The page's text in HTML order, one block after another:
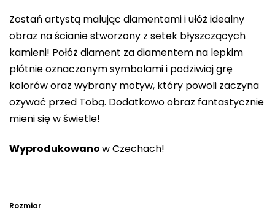
Zostań artystą malując diamentami i ułóż idealny
obraz na ścianie stworzony z setek błyszczących
kamieni! Połóż diament za diamentem na lepkim
płótnie oznaczonym symbolami i podziwiaj grę
kolorów oraz wybrany motyw, który powoli zaczyna
ożywać przed Tobą. Dodatkowo obraz fantastycznie
mieni się w świetle!
Wyprodukowanow Czechach!
Rozmiar
na
5
gwiazdek.